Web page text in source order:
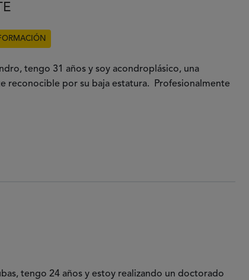
tengo 31 años y soy acondroplásico, una
reconocible por su baja estatura. Profesionalmente
tengo 24 años y estoy realizando un doctorado